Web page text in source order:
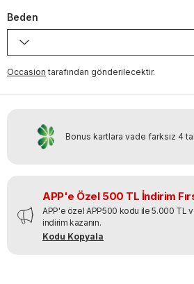
Beden
Occasion tarafından gönderilecektir.
Bonus kartlara vade farksız 4
APP'e Özel 500 TL İndirim
APP'e özel APP500 kodu ile 5.000 TL
indirim kazanın.
Kodu Kopyala